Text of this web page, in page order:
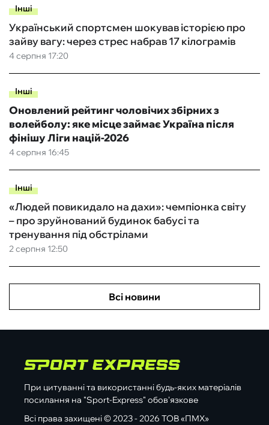
Інші
4 серпня 17:20
Український спортсмен шокував історією про
зайву вагу: через стрес набрав 17 кілограмів
Інші
4 серпня 16:45
Оновлений рейтинг чоловічих збірних з
волейболу: яке місце займає Україна після
фінішу Ліги націй-2026
Інші
2 серпня 12:50
«Людей повикидало на дахи»: чемпіонка світу
– про зруйнований будинок бабусі та
тренування під обстрілами
Всі новини
При цитуванні та використанні будь-яких матеріалів
посилання на "Sport-Express" обов'язкове
Всі права захищені © 2023 - 2026 ТОВ «ПМХ»